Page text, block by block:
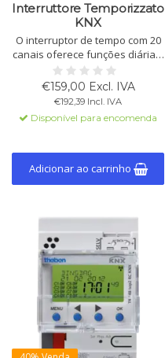
Interruttore Temporizzato
KNX
O interruptor de tempo com 20
canais oferece funções diárias,
semanais e astro, com 8 ciclos
por canal. O display colorido
facilita o uso. Configuração ETS
e conexão de barramento.
€159,00 Excl. IVA
€192,39 Incl. IVA
Disponível para encomenda
Adicionar ao carrinho